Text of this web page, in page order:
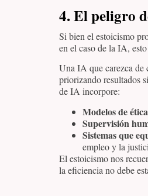
4. El peligro
Si bien el estoicismo
en el caso de la IA,
Una IA que carezca de
priorizando resultados
de IA incorpore:
Modelos de
Supervisión
Sistemas que
empleo y la
El estoicismo nos
la eficiencia no debe